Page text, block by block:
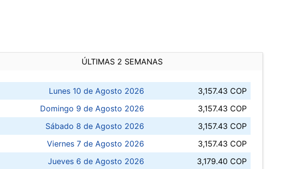
ÚLTIMAS 2 SEMANAS
Lunes 10 de Agosto 2026
3,157.43 COP
Domingo 9 de Agosto 2026
3,157.43 COP
Sábado 8 de Agosto 2026
3,157.43 COP
Viernes 7 de Agosto 2026
3,157.43 COP
Jueves 6 de Agosto 2026
3,179.40 COP